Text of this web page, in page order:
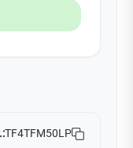
TF4TFM50LP